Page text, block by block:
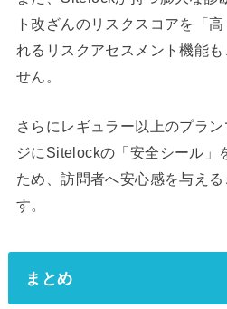
ト改ざんのリスクスコアを「
れるリスクアセスメント機能
せん。
さらにレギュラー以上のプラ
ジにSitelockの「安全シール」
ため、訪問者へ安心感を与え
す。
まとめ